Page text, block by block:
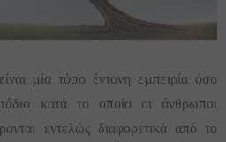
μία τόσο έντονη εμπειρία όσο
κατά το οποίο οι άνθρωποι
εντελώς διαφορετικά από το